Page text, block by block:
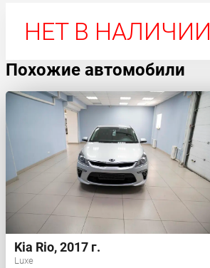
НЕТ В НАЛИЧИИ
Похожие автомобили
Kia Rio, 2017 г.
Luxe